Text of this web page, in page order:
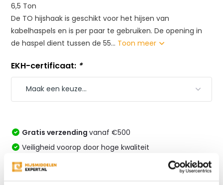
6,5 Ton
De TO hijshaak is geschikt voor het hijsen van
kabelhaspels en is per paar te gebruiken. De opening in
de haspel dient tussen de 55... Toon meer
EKH-certificaat: *
Gratis verzendingvanaf €500
Veiligheid voorop door hoge kwaliteit
Snelle levering en de beste prijs!